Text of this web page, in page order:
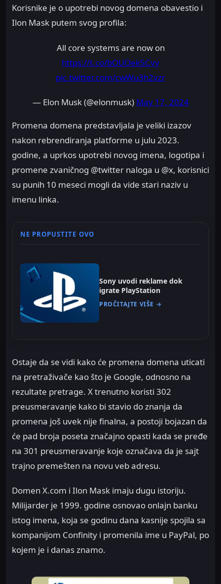
Korisnike je o upotrebi novog domena obavestio i
Ilon Mask putem svog profila:
All core systems are now on
https://t.co/bOUOek5Cvy
pic.twitter.com/cwWu3h2vzr
— Elon Musk (@elonmusk) May 17, 2024
Promena domena predstavljala je veliki izazov
nakon rebrendiranja platforme u julu 2023.
godine, a uprkos upotrebi novog imena, logotipa i
promene zvaničnog @twitter naloga u @x, korisnici
su punih 10 meseci mogli da vide stari naziv u
imenu linka.
NE PROPUSTITE OVO
Sony uvodi reklame dok
igrate PlayStation
PROČITAJTE VIŠE →
Ostaje da se vidi kako će promena domena uticati
na pretraživače kao što je Google, odnosno na
rezultate pretrage. X trenutno koristi 302
preusmeravanje kako bi stavio do znanja da
promena još uvek nije finalna, a postoji bojazan da
će pad broja poseta značajno opasti kada se pređe
na 301 preusmeravanje koje označava da je sajt
trajno premešten na novu veb adresu.
Domen X.com i Ilon Mask imaju dugu istoriju.
Milijarder je 1999. godine osnovao onlajn banku
istog imena, koja se godinu dana kasnije spojila sa
kompanijom Confinity i promenila ime u PayPal, po
kojem je i danas znamo.